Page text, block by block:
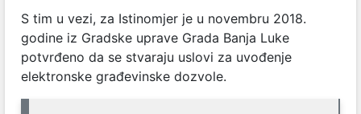
S tim u vezi, za Istinomjer je u novembru 2018.
godine iz Gradske uprave Grada Banja Luke
potvrđeno da se stvaraju uslovi za uvođenje
elektronske građevinske dozvole.